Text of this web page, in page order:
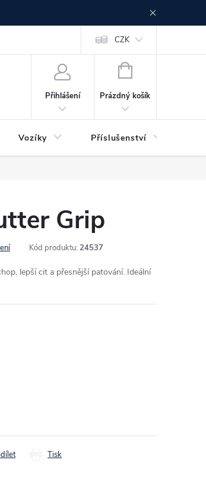
CZK
Přihlášení
NÁKUPNÍ
Prázdný košík
Vozíky Příslušenství
Grip
Kód produktu: 24537
lepší cit a přesnější patování. Ideální
Tisk